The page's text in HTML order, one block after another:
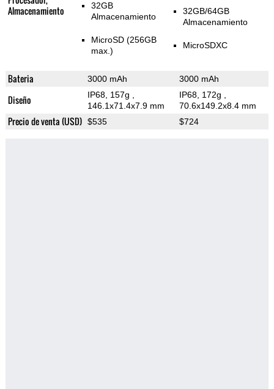
Almacenamiento
32GB
Almacenamiento
MicroSD (256GB
max.)
32GB/64GB
Almacenamiento
MicroSDXC
Bateria 3000 mAh 3000 mAh
Diseño IP68, 157g
146.1x71.4x7.9 mm
IP68, 172g
70.6x149.2x8.4 mm
Precio de venta (USD) $535 $724